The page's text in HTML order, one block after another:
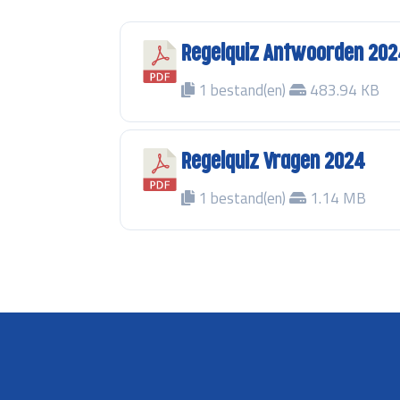
Regelquiz Antwoorden
1 bestand(en) 483.94 KB
Regelquiz Vragen 2024
1 bestand(en) 1.14 MB